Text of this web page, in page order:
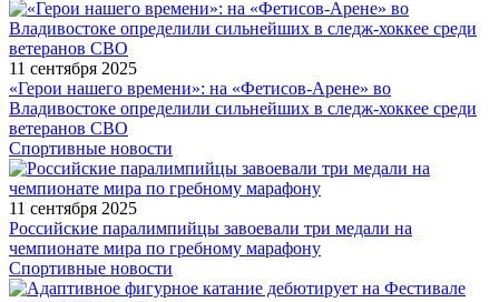
11 сентября 2025
«Герои нашего времени»: на «Фетисов-Арене» во
Владивостоке определили сильнейших в следж-хоккее среди
ветеранов СВО
Спортивные новости
11 сентября 2025
Российские паралимпийцы завоевали три медали на
чемпионате мира по гребному марафону
Спортивные новости